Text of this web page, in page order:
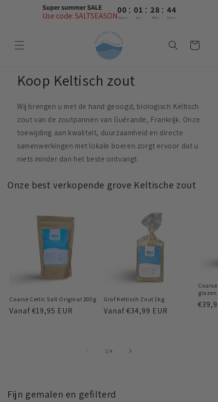
Super summer SALE
Use code: SALTSEASON
00 : 01 : 28 : 44
Days Hrs Mins Secs
Winkelwagen
Koop Keltisch zout
Wij brengen u met de hand geoogd, biologisch Keltisch
zout van de zoutpannen van Guérande, Frankrijk. Onze
toewijding aan kwaliteit, duurzaamheid en directe
samenwerkingen met lokale boeren zorgt ervoor dat u
niets minder dan het beste ontvangt.
Onze best verkopende grove Keltische zout
Coarse Celtic Salt Original 200g
Normale
Vanaf €19,95 EUR
Grof Keltisch Zout 1kg
Normale
Vanaf €34,99 EUR
glazen
1 /van
4
Fijn gemalen en gefilterd